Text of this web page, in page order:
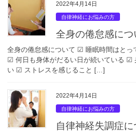
2022年4月14日
自律神経にお悩みの方
全身の倦怠感につ
全身の倦怠感について ☑︎ 睡眠時間はとっ
☑︎ 何日も身体がだるい日が続いている ☑︎
い ☑︎ ストレスを感じること […]
2022年4月14日
自律神経にお悩みの方
自律神経失調症に